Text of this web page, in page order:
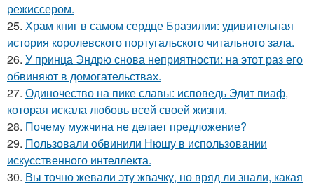
режиссером.
25. Храм книг в самом сердце Бразилии: удивительная
история королевского португальского читального зала.
26. У принца Эндрю снова неприятности: на этот раз его
обвиняют в домогательствах.
27. Одиночество на пике славы: исповедь Эдит пиаф,
которая искала любовь всей своей жизни.
28. Почему мужчина не делает предложение?
29. Пользовали обвинили Нюшу в использовании
искусственного интеллекта.
30. Вы точно жевали эту жвачку, но вряд ли знали, какая